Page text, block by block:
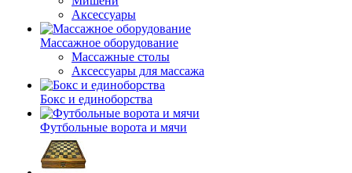
Аксессуары
Массажное оборудование
Массажные столы
Аксессуары для массажа
Бокс и единоборства
Футбольные ворота и мячи